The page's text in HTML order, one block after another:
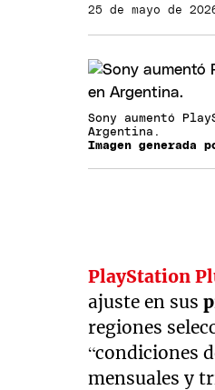
25 de mayo de
Sony aumentó
Argentina.
Imagen generada
PlayStation
ajuste en sus
regiones
“condiciones
mensuales y